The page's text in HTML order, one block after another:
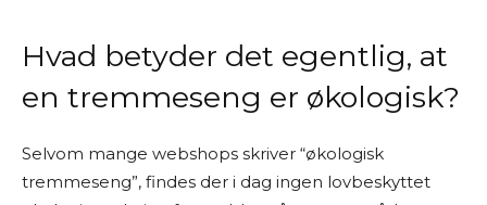
Hvad betyder det egentlig, at
en tremmeseng er økologisk?
Selvom mange webshops skriver “økologisk
tremmeseng”, findes der i dag ingen lovbeskyttet